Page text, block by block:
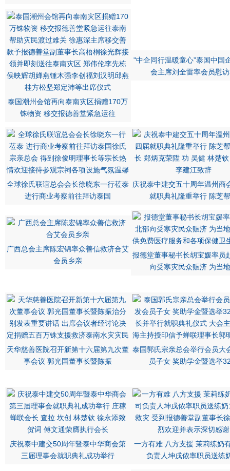
泰国潮州会馆再向泰南灾区捐赠170万
铢物资 移交报德善堂紧急运往
"中企同行温暖童心”泰国中国
会主席刘全雷率会员慰
全球徐氏联谊总会会长徐晓东一行莅泰
进行商业考察前往拜访泰国
庆祝泰中建交五十周年温州商
就职典礼隆重举行 陈芝
广西总会主席陈宏锦率众善信救济合艾
会员乡亲
报德堂董事秘书长胡宝媛率员
向受寒灾民众赈济 为当
天华慈善医院召开新第十六届第九次董
事会议 郭光国董事长暨陈振
泰国郭氏宗亲总会举行会员大
员子女 奖助学金暨选举
庆祝泰中建交50周年暨泰中华商会第
三届理事会就职典礼成功举行
一方有难 八方支援 茉莉练奶
负责人坤戌侬率职员送练